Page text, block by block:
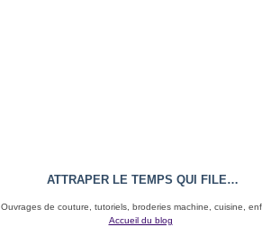
ATTRAPER LE TEMPS QUI FILE…
Ouvrages de couture, tutoriels, broderies machine, cuisine,
Accueil du blog